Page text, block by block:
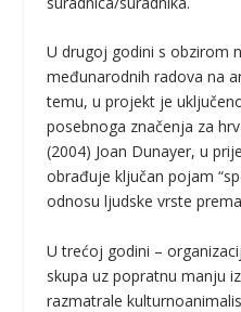
U drugoj godini s obzirom
međunarodnih radova na
temu, u projekt je
posebnoga značenja za
(2004) Joan Dunayer, u
obrađuje ključan pojam
odnosu ljudske vrste
U trećoj godini –
skupa uz popratnu manju
razmatrale